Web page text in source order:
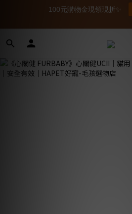
100元購物金現領現折✨